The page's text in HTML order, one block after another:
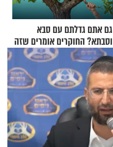
גם אתם גדלתם עם סבא
וסבתא? החוקרים אומרים שזה
מתכון מנצח